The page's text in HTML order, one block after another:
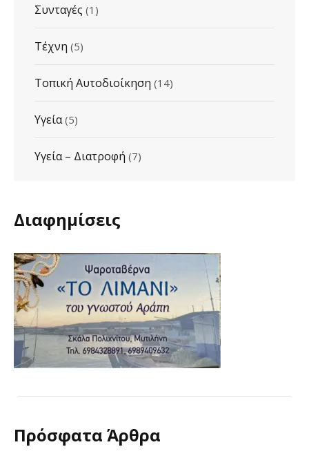
Συνταγές (1)
Τέχνη (5)
Τοπική Αυτοδιοίκηση (14)
Υγεία(5)
Υγεία – Διατροφή (7)
Διαφημίσεις
Πρόσφατα Άρθρα